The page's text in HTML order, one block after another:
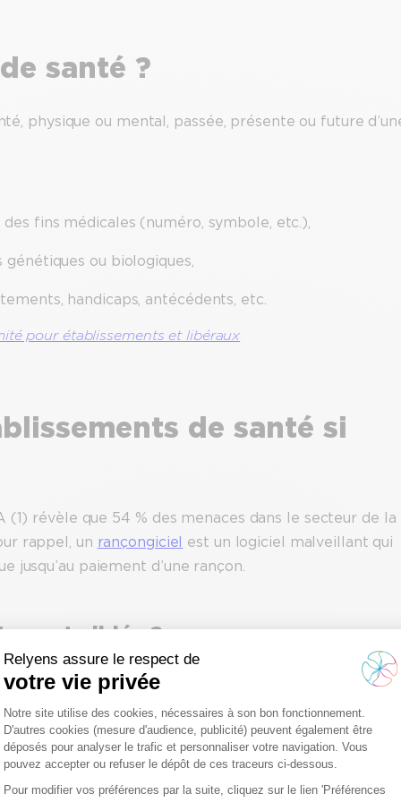
santé ?
physique ou mental, passée, présente ou future
fins médicales (numéro, symbole, etc.),
génétiques ou biologiques,
handicaps, antécédents, etc.
pour établissements et libéraux
de santé si
révèle que 54 % des menaces dans le secteur de la
rappel, un rançongiciel est un logiciel malveillant qui
jusqu’au paiement d’une rançon.
sont ciblés ?
secteur santé, notamment des hôpitaux publics. 31 %
suite à ces cyberattaques (2).
?